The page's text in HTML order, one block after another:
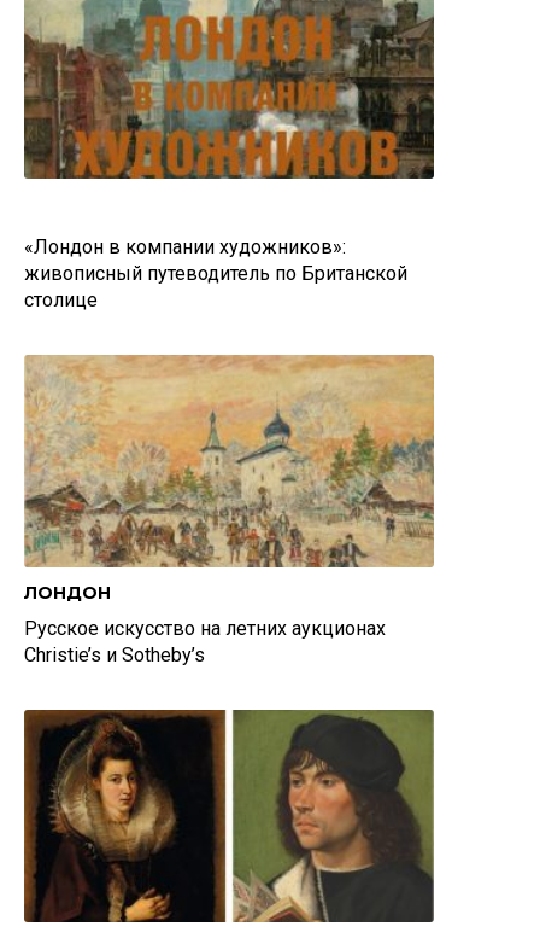
«Лондон в компании художников»:
живописный путеводитель по Британской
столице
ЛОНДОН
Русское искусство на летних аукционах
Christie’s и Sotheby’s